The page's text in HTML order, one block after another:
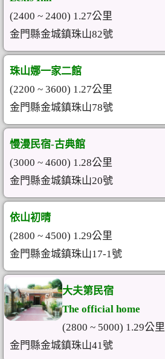
(2400 ~ 2400) 1.27公里
金門縣金城鎮珠山82號
珠山娜一家二館
(2200 ~ 3600) 1.27公里
金門縣金城鎮珠山78號
慢漫民宿-古典館
(3000 ~ 4600) 1.28公里
金門縣金城鎮珠山20號
依山初晴
(2800 ~ 4500) 1.29公里
金門縣金城鎮珠山17-1號
大夫第民宿
The official home
(2800 ~ 5000) 1.29公里
金門縣金城鎮珠山41號